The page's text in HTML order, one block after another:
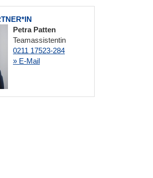
Petra Patten
Teamassistentin
0211 17523-284
» E-Mail